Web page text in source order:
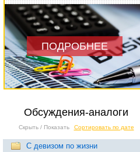
ПОДРОБНЕЕ
Обсуждения-аналоги
Скрыть / Показать Сортировать по дате
С девизом по жизни